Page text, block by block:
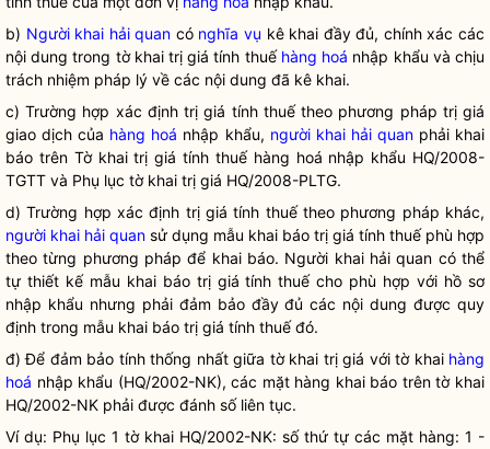
b) Người khai hải quan có nghĩa vụ kê khai đầy đủ, chính xác các
nội dung trong tờ khai trị giá tính thuế hàng hoá nhập khẩu và chịu
trách nhiệm pháp lý về các nội dung đã kê khai.
c) Trường hợp xác định trị giá tính thuế theo phương pháp trị giá
giao dịch của hàng hoá nhập khẩu, người khai hải quanphải khai
báo trên Tờ khai trị giá tính thuế hàng hoá nhập khẩu HQ/2008-
TGTT và Phụ lục tờ khai trị giá HQ/2008-PLTG.
d) Trường hợp xác định trị giá tính thuế theo phương pháp khác,
người khai hải quan sử dụng mẫu khai báo trị giá tính thuế phù hợp
theo từng phương pháp để khai báo. Người khai hải quan có thể
tự thiết kế mẫu khai báo trị giá tính thuế cho phù hợp với hồ sơ
nhập khẩu nhưng phải đảm bảo đầy đủ các nội dung được quy
định trong mẫu khai báo trị giá tính thuế đó.
đ) Để đảm bảo tính thống nhất giữa tờ khai trị giá với tờ khai hàng
hoá nhập khẩu (HQ/2002-NK), các mặt hàng khai báo trên tờ khai
HQ/2002-NK phải được đánh số liên tục.
Ví dụ: Phụ lục 1 tờ khai HQ/2002-NK: số thứ tự các mặt hàng: 1 -